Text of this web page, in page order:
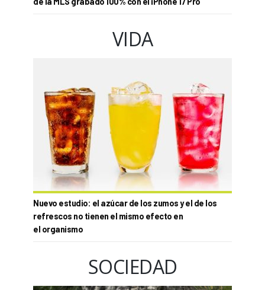
VIDA
Nuevo estudio: el azúcar de los zumos y el de los
refrescos no tienen el mismo efecto en
el organismo
SOCIEDAD